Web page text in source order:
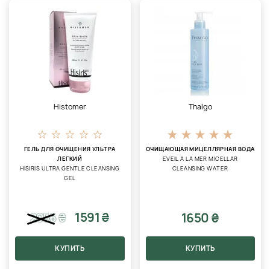
Histomer
ГЕЛЬ ДЛЯ ОЧИЩЕНИЯ УЛЬТРА
ЛЕГКИЙ
HISIRIS ULTRA GENTLE CLEANSING
GEL
2056₴ 1591 ₴
КУПИТЬ
Thalgo
ОЧИЩАЮЩАЯ МИЦЕЛЛЯРНАЯ ВОДА
EVEIL A LA MER MICELLAR
CLEANSING WATER
1650 ₴
КУПИТЬ